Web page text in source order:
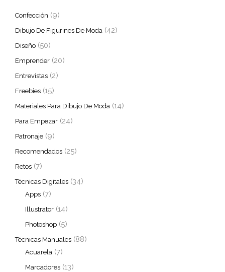
Confección (9)
Dibujo De Figurines De Moda (42)
Diseño (50)
Emprender (20)
Entrevistas (2)
Freebies (15)
Materiales Para Dibujo De Moda (14)
Para Empezar (24)
Patronaje (9)
Recomendados (25)
Retos (7)
Técnicas Digitales (34)
Apps (7)
Illustrator (14)
Photoshop (5)
Técnicas Manuales (88)
Acuarela (7)
Marcadores (13)